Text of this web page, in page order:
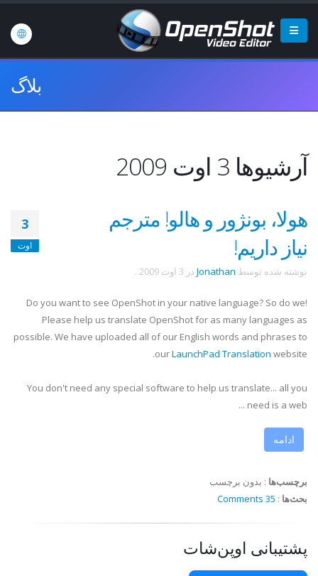
بلاگ
آرشیوها 3 اوت 2009
3
اوت
هولا، بونژور و هالو! مترجم
نیاز داریم!
نوشته شده توسط Jonathan در 3 اوت 2009 .
Do you want to see OpenShot in your native language? So do we!
Please help us translate OpenShot for as many languages as
possible. We have uploaded all of our English words and phrases to
ourLaunchPad Translation website.
You don't need any special software to help us translate... all you
need is a web ...
ادامه
برچسب‌ها : بدون برچسب
بحث‌ها :
35 Comments
پشتیبانی اوپن‌شات